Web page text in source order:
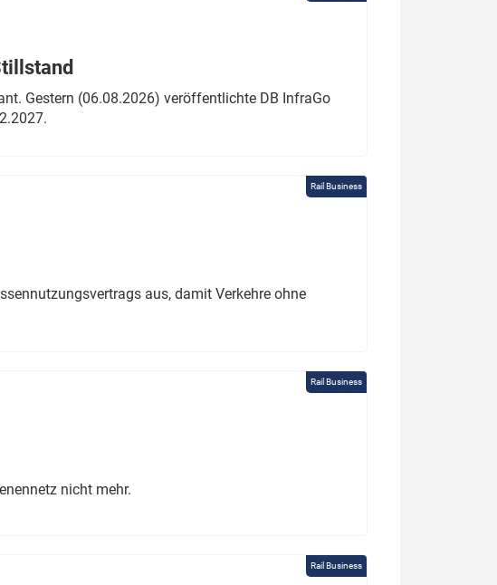
Gestern (06.08.2026) veröffentlichte DB InfraGo
Rail Business
aus, damit Verkehre ohne
Rail Business
nicht mehr.
Rail Business